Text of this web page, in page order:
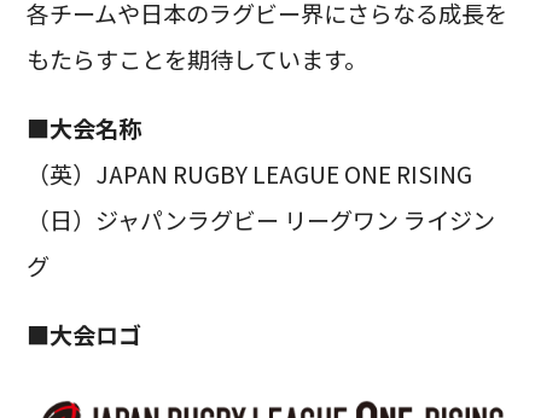
各チームや日本のラグビー界にさらなる成長を
もたらすことを期待しています。
■大会名称
（英）JAPAN RUGBY LEAGUE ONE RISING
（日）ジャパンラグビー リーグワン ライジン
グ
■大会ロゴ